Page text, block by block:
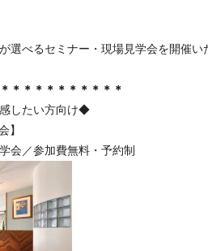
選べるセミナー・現場見学会を開催い
＊＊＊＊＊＊＊＊＊＊
したい方向け◆
】
会／参加費無料・予約制